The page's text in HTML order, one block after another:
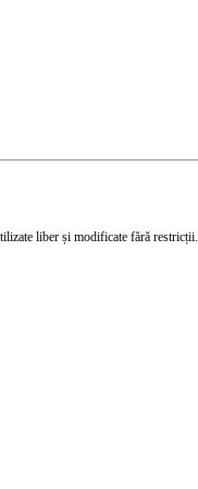
liber și modificate fără restricții.